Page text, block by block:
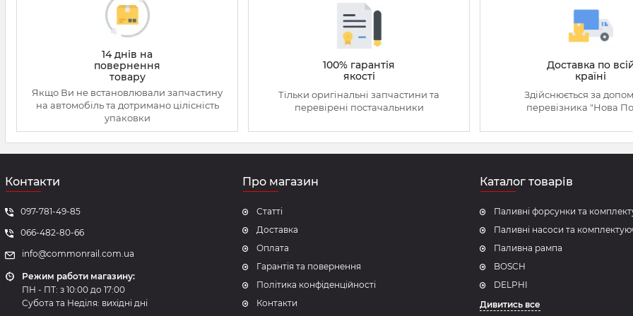
14 днів на
повернення
товару
Якщо Ви не встановлювали запчастину
на автомобіль та дотримано цілісність
упаковки
100% гарантія
якості
Тільки оригінальні запчастини та
перевірені постачальники
Доставка по
країні
Здійснюється за
перевізника "Нова
Контакти
097-781-49-85
066-482-80-66
info@commonrail.com.ua
Режим работи магазину:
ПН - ПТ: з 10:00 до 17:00
Субота та Неділя: вихідні дні
Про магазин
Статті
Доставка
Оплата
Гарантія та повернення
Політика конфіденційності
Контакти
Каталог товарів
Паливні форсунки та
Паливні насоси та
Паливна рампа
BOSCH
DELPHI
Дивитись все